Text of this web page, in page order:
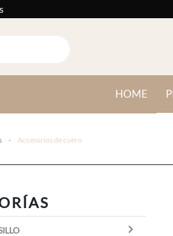
HOME
- Accesorios de cuero